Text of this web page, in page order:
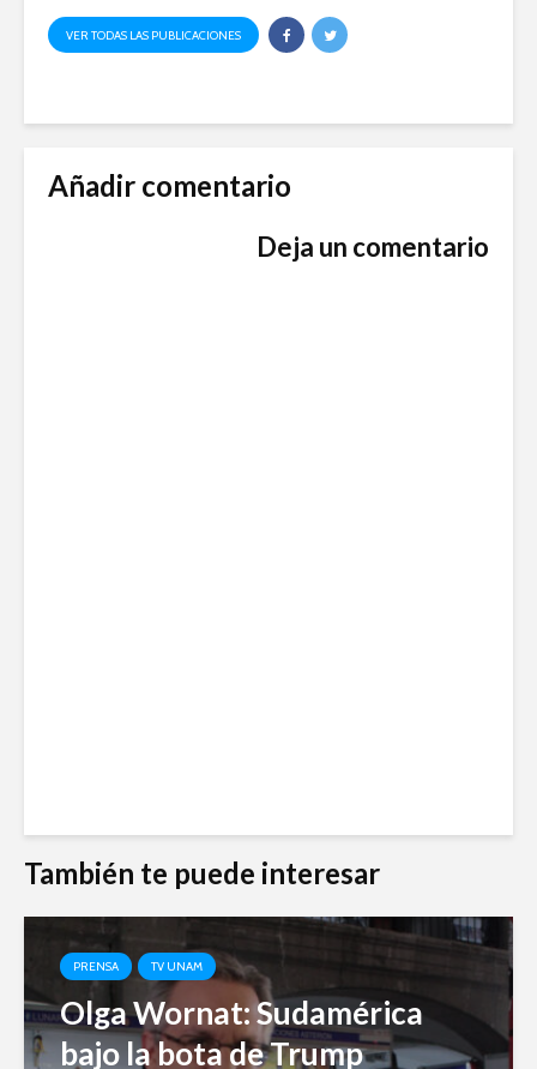
VER TODAS LAS PUBLICACIONES
Añadir comentario
Deja un comentario
También te puede interesar
PRENSA TV UNAM
Olga Wornat: Sudamérica
bajo la bota de Trump